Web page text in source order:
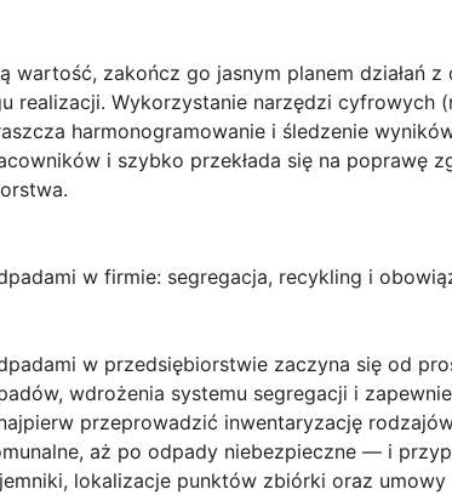
wartość, zakończ go jasnym planem działań
realizacji. Wykorzystanie narzędzi cyfrowych
harmonogramowanie i śledzenie
i szybko przekłada się na poprawę
w firmie: segregacja, recykling i
w przedsiębiorstwie zaczyna się od
wdrożenia systemu segregacji i
przeprowadzić inwentaryzację
aż po odpady niebezpieczne — i
lokalizacje punktów zbiórki oraz